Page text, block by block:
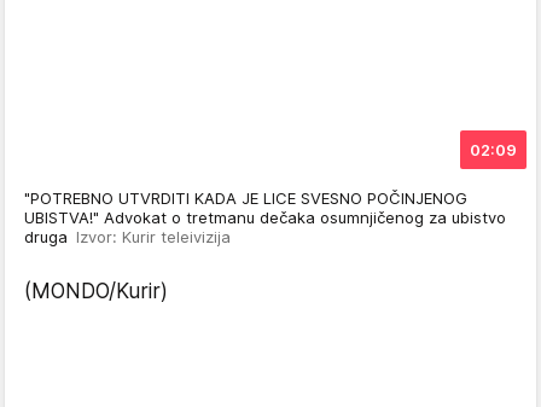
02:09
"POTREBNO UTVRDITI KADA JE LICE SVESNO POČINJENOG
UBISTVA!" Advokat o tretmanu dečaka osumnjičenog za ubistvo
druga Izvor: Kurir teleivizija
(MONDO/Kurir)